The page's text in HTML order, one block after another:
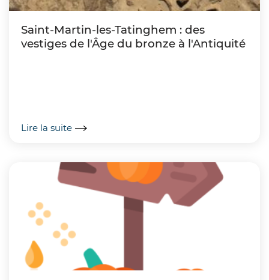
Saint-Martin-les-Tatinghem : des
vestiges de l'Âge du bronze à l'Antiquité
Lire la suite